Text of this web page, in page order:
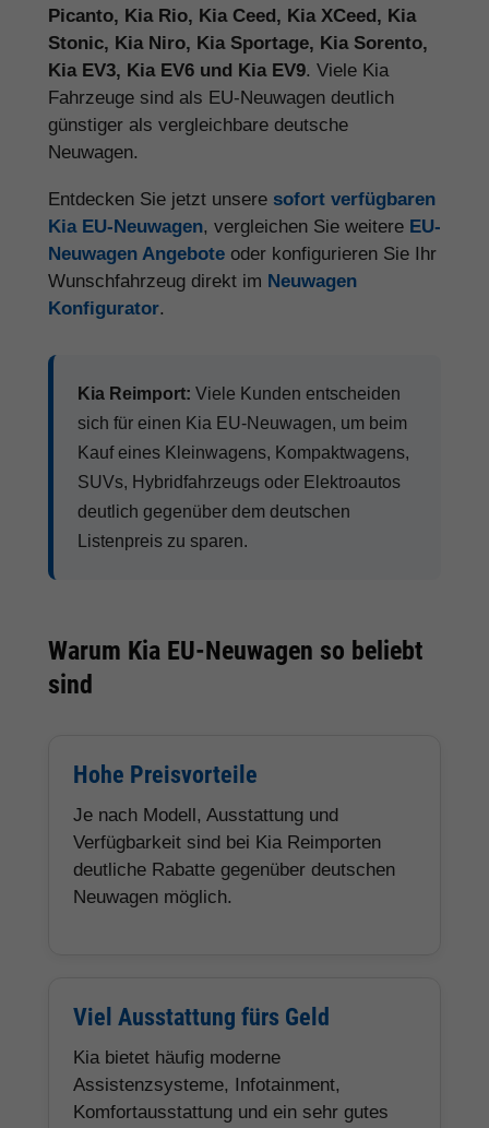
Picanto, Kia Rio, Kia Ceed, Kia XCeed, Kia
Stonic, Kia Niro, Kia Sportage, Kia Sorento,
Kia EV3, Kia EV6 und Kia EV9. Viele Kia
Fahrzeuge sind als EU-Neuwagen deutlich
günstiger als vergleichbare deutsche
Neuwagen.
Entdecken Sie jetzt unsere sofort verfügbaren
Kia EU-Neuwagen, vergleichen Sie weitere EU-
Neuwagen Angebote oder konfigurieren Sie Ihr
Wunschfahrzeug direkt im Neuwagen
Konfigurator.
Kia Reimport: Viele Kunden entscheiden
sich für einen Kia EU-Neuwagen, um beim
Kauf eines Kleinwagens, Kompaktwagens,
SUVs, Hybridfahrzeugs oder Elektroautos
deutlich gegenüber dem deutschen
Listenpreis zu sparen.
Warum Kia EU-Neuwagen so beliebt
sind
Hohe Preisvorteile
Je nach Modell, Ausstattung und
Verfügbarkeit sind bei Kia Reimporten
deutliche Rabatte gegenüber deutschen
Neuwagen möglich.
Viel Ausstattung fürs Geld
Kia bietet häufig moderne
Assistenzsysteme, Infotainment,
Komfortausstattung und ein sehr gutes